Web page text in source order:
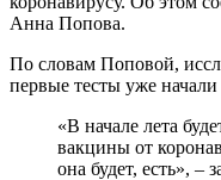
Анна Попова.
По словам Поповой,
первые тесты уже
«В начале лета
вакцины от
она будет, есть», –